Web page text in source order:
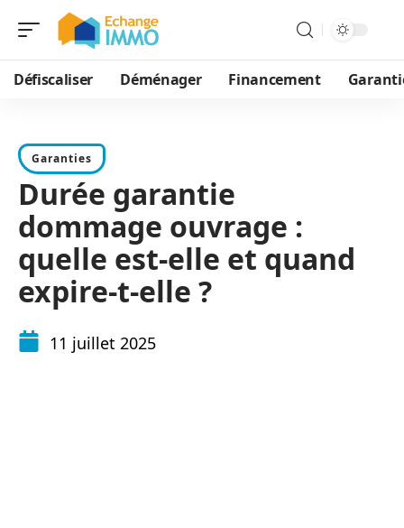
Défiscaliser Déménager Financement
Garanties
Durée garantie
dommage ouvrage :
quelle est-elle et quand
expire-t-elle ?
11 juillet 2025